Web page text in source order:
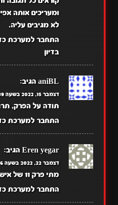
ומעריכים אותה
לא מגיבים עליה.
התחבר למערכת
בדיון
aniBL הגיב:
דצמבר 15, 2022 בשעה 7:39 pm
תודה על הפרק,
התחבר למערכת
Eren yegar הגיב:
דצמבר 22, 2022 בשעה 7:56 pm
מתי פרק 11 של איש המסור?
התחבר למערכת